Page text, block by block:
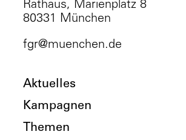
Rathaus, Marienplatz 8
80331 München
fgr@muenchen.de
Aktuelles
Kampagnen
Themen